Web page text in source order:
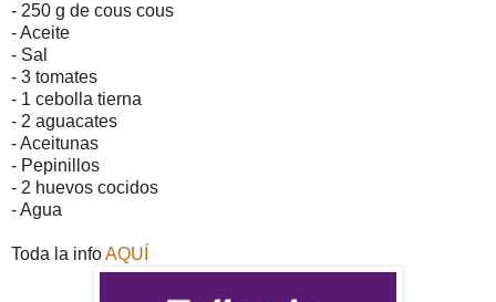
- 250 g de cous cous
- Aceite
- Sal
- 3 tomates
- 1 cebolla tierna
- 2 aguacates
- Aceitunas
- Pepinillos
- 2 huevos cocidos
- Agua
Toda la infoAQUÍ